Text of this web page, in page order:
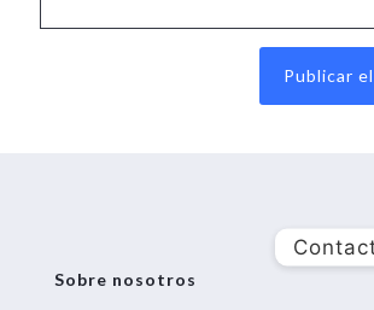
Sobre nosotros